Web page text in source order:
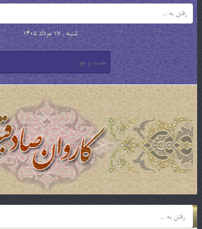
شنبه , 17 مرداد 1405